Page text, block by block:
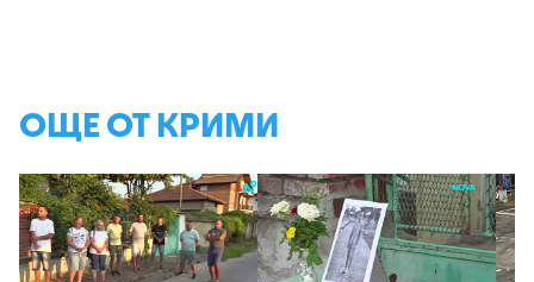
ОЩЕ ОТ КРИМИ